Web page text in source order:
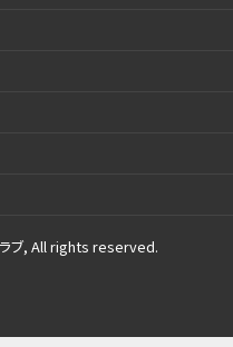
ブ, All rights reserved.